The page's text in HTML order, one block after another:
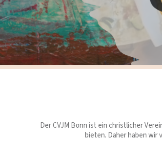
Der CVJM Bonn ist ein christlicher
bieten. Daher haben wir